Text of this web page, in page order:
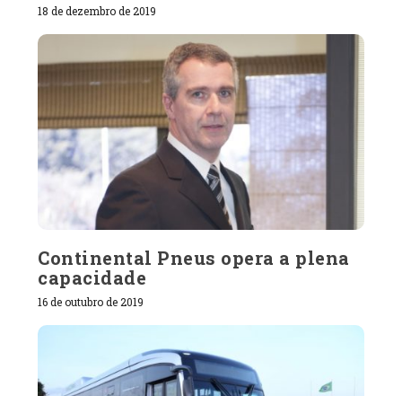
18 de dezembro de 2019
Continental Pneus opera a plena
capacidade
16 de outubro de 2019